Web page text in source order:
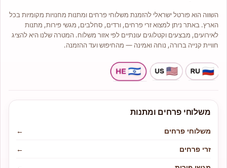
השווה הוא פורטל ישראלי להזמנת משלוחי פרחים ומתנות מחנויות מקומיות בכל
הארץ. באתר ניתן למצוא זרי פרחים, ורדים, סחלבים, מגשי פירות, מתנות
לאירועים, מבצעים וקטלוגים עונתיים לפי אזור משלוח. המטרה שלנו היא להציג
חוויית קנייה ברורה, נוחה ואמינה — מהחיפוש ועד ההזמנה.
משלוחי פרחים ומתנות
משלוחי פרחים
←
זרי פרחים
←